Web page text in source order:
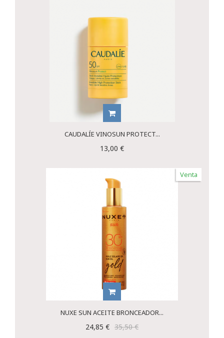
CAUDALÍE VINOSUN PROTECT...
13,00 €
Venta
NUXE SUN ACEITE BRONCEADOR...
24,85 € 35,50 €